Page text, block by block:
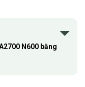
N600 bằng